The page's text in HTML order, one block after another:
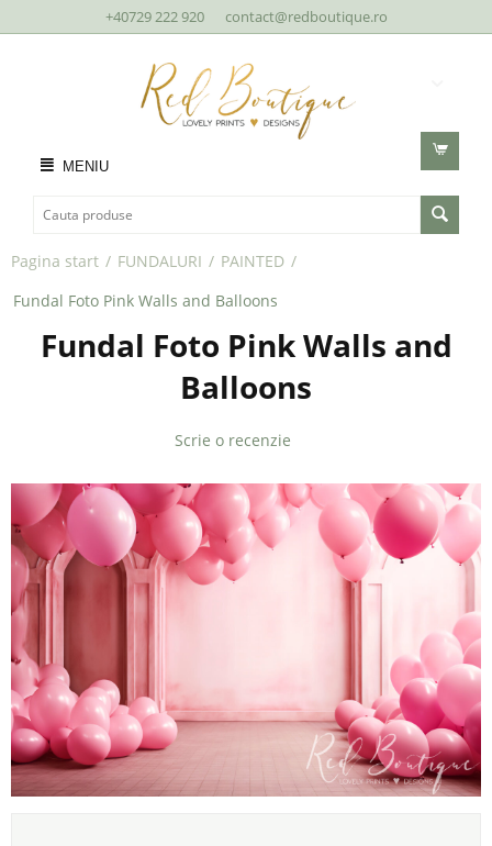
+40729 222 920 contact@redboutique.ro
MENIU
Pagina start / FUNDALURI / PAINTED /
Fundal Foto Pink Walls and Balloons
Fundal Foto Pink Walls and
Balloons
Scrie o recenzie